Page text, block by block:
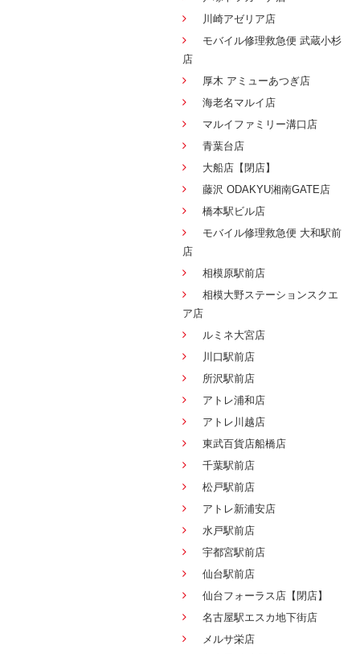
川崎アゼリア店
モバイル修理救急便 武蔵小杉
店
厚木 アミューあつぎ店
海老名マルイ店
マルイファミリー溝口店
青葉台店
大船店【閉店】
藤沢 ODAKYU湘南GATE店
橋本駅ビル店
モバイル修理救急便 大和駅前
店
相模原駅前店
相模大野ステーションスクエ
ア店
ルミネ大宮店
川口駅前店
所沢駅前店
アトレ浦和店
アトレ川越店
東武百貨店船橋店
千葉駅前店
松戸駅前店
アトレ新浦安店
水戸駅前店
宇都宮駅前店
仙台駅前店
仙台フォーラス店【閉店】
名古屋駅エスカ地下街店
メルサ栄店